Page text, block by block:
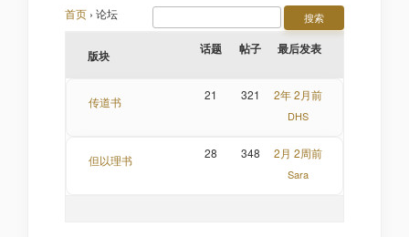
首页 › 论坛
版块 话题 帖子 最后发表
传道书 21 321 2年 2月前
DHS
但以理书 28 348 2月 2周前
Sara